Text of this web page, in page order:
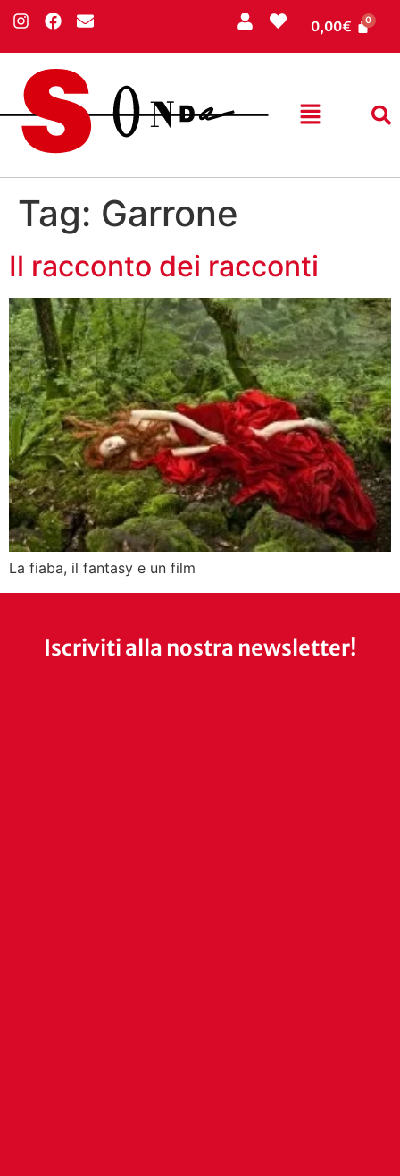
0,00€
Tag: Garrone
Il racconto dei racconti
La fiaba, il fantasy e un film
Iscriviti alla nostra newsletter!